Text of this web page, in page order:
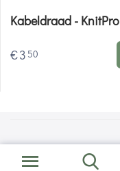
Kabeldraad - KnitPro
€3 50